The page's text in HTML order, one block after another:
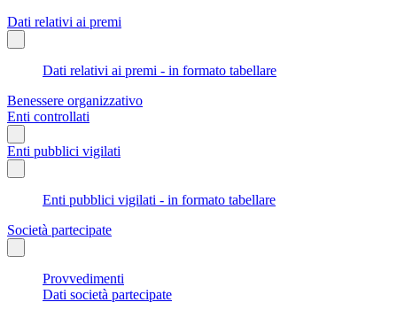
Dati relativi ai premi
Dati relativi ai premi - in formato tabellare
Benessere organizzativo
Enti controllati
Enti pubblici vigilati
Enti pubblici vigilati - in formato tabellare
Società partecipate
Provvedimenti
Dati società partecipate